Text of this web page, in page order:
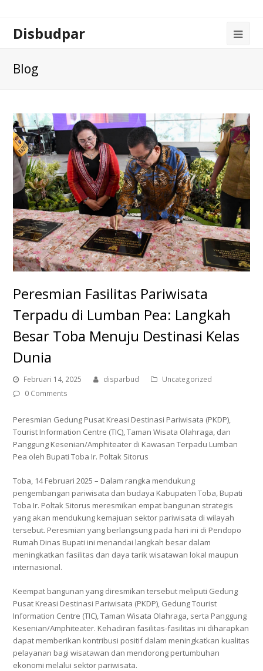
Disbudpar
Blog
Peresmian Fasilitas Pariwisata
Terpadu di Lumban Pea: Langkah
Besar Toba Menuju Destinasi Kelas
Dunia
Februari 14, 2025 disparbud
Uncategorized
0 Comments
Peresmian Gedung Pusat Kreasi Destinasi Pariwisata (PKDP),
Tourist Information Centre (TIC), Taman Wisata Olahraga, dan
Panggung Kesenian/Amphiteater di Kawasan Terpadu Lumban
Pea oleh Bupati Toba Ir. Poltak Sitorus
Toba, 14 Februari 2025 – Dalam rangka mendukung
pengembangan pariwisata dan budaya Kabupaten Toba, Bupati
Toba Ir. Poltak Sitorus meresmikan empat bangunan strategis
yang akan mendukung kemajuan sektor pariwisata di wilayah
tersebut. Peresmian yang berlangsung pada hari ini di Pendopo
Rumah Dinas Bupati ini menandai langkah besar dalam
meningkatkan fasilitas dan daya tarik wisatawan lokal maupun
internasional.
Keempat bangunan yang diresmikan tersebut meliputi Gedung
Pusat Kreasi Destinasi Pariwisata (PKDP), Gedung Tourist
Information Centre (TIC), Taman Wisata Olahraga, serta Panggung
Kesenian/Amphiteater. Kehadiran fasilitas-fasilitas ini diharapkan
dapat memberikan kontribusi positif dalam meningkatkan kualitas
pelayanan bagi wisatawan dan mendorong pertumbuhan
ekonomi melalui sektor pariwisata.